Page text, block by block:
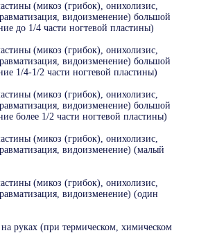
(микоз (грибок), онихолизис,
видоизменение) большой
до 1/4 части ногтевой пластины)
(микоз (грибок), онихолизис,
видоизменение) большой
1/4-1/2 части ногтевой пластины)
(микоз (грибок), онихолизис,
видоизменение) большой
более 1/2 части ногтевой пластины)
(микоз (грибок), онихолизис,
видоизменение) (малый
(микоз (грибок), онихолизис,
видоизменение) (один
на руках (при термическом, химическом